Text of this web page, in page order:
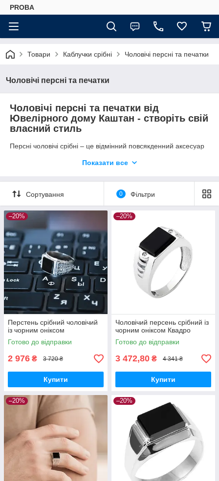
PROBA
Товари Каблучки срібні Чоловічі персні та печатки
Чоловічі персні та печатки
Чоловічі персні та печатки від
Ювелірного дому Каштан - створіть свій
власний стиль
Персні чоловічі срібні – це відмінний повсякденний аксесуар
«обов'язковим» предметом образу та стильним атрибутом
вкриті срібні персні родієм або чорнінням, вони однаково
гарно поєднуються як з сучасними джинсами, так і з модним
відвідуємо робочі заходи, також відмінно поєднуються з
оксамитовим блиском срібла. Каблучки чоловічі підходять як
до темних, так і до світлих відтінків ділового одягу. До того ж,
ці всі видимі зручності, супроводжує більш ніж демократична
ціна на чоловічі срібні каблучки, що в 10 разів дешевше,
ніж на золоті прикраси!
Показати все
Сортування 0 Фільтри
–20%
Перстень срібний чоловічий
із чорним оніксом
Готово до відправки
2 976 ₴ 3 720 ₴
Купити
–20%
Чоловічий персень срібний із
чорним оніксом Квадро
Готово до відправки
3 472,80 ₴ 4 341 ₴
Купити
–20% –20%